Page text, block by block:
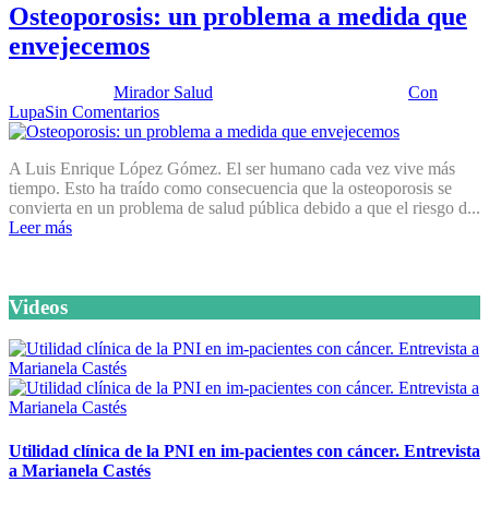
Osteoporosis: un problema a medida que
envejecemos
Mirador Salud
Con
LupaSin Comentarios
A Luis Enrique López Gómez. El ser humano cada vez vive más
tiempo. Esto ha traído como consecuencia que la osteoporosis se
convierta en un problema de salud pública debido a que el riesgo d...
Leer más
Videos
Utilidad clínica de la PNI en im-pacientes con cáncer. Entrevista
a Marianela Castés